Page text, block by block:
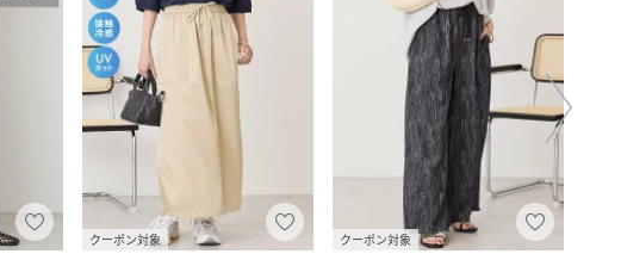
クーポン対象 クーポン対象